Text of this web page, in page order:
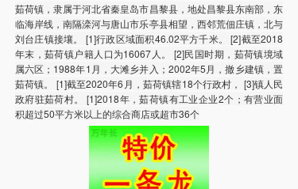
茹荷镇，隶属于河北省秦皇岛市昌黎县，地处昌黎县东南部，东
临海岸线，南隔滦河与唐山市乐亭县相望，西邻荒佃庄镇，北与
刘台庄镇接壤。 [1]行政区域面积46.02平方千米。 [2]截至2018
年末，茹荷镇户籍人口为16067人。 [2]民国时期，茹荷镇境域
属六区；1988年1月，大滩乡并入；2002年5月，撤乡建镇，置
茹荷镇。 [1]截至2020年6月，茹荷镇辖18个行政村， [3]镇人民
政府驻茹荷村。 [1]2018年，茹荷镇有工业企业2个；有营业面
积超过50平方米以上的综合商店或超市36个